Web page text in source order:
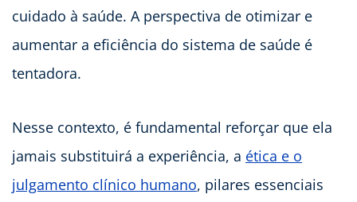
cuidado à saúde. A perspectiva de otimizar e
aumentar a eficiência do sistema de saúde é
tentadora.
Nesse contexto, é fundamental reforçar que ela
jamais substituirá a experiência, a ética e o
julgamento clínico humano, pilares essenciais